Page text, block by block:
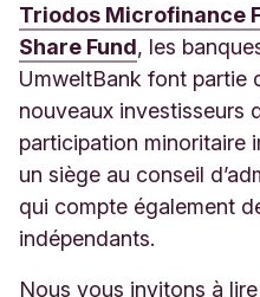
Triodos Microfinance
Share Fund, les
UmweltBank font partie
nouveaux investisseurs
participation minoritaire
un siège au conseil
qui compte également
indépendants.
Nous vous invitons à